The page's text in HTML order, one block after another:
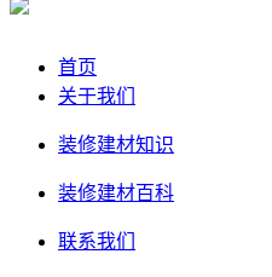
首页
关于我们
装修建材知识
装修建材百科
联系我们